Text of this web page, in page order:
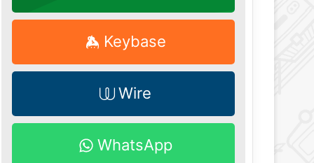
Keybase
Wire
WhatsApp